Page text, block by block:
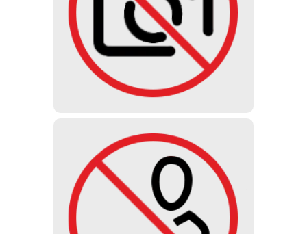
禁止拍照、录像或录音。我们博物馆不出
售拍照票.
6岁以下
由于展览的设计令人不安和震惊，6岁以